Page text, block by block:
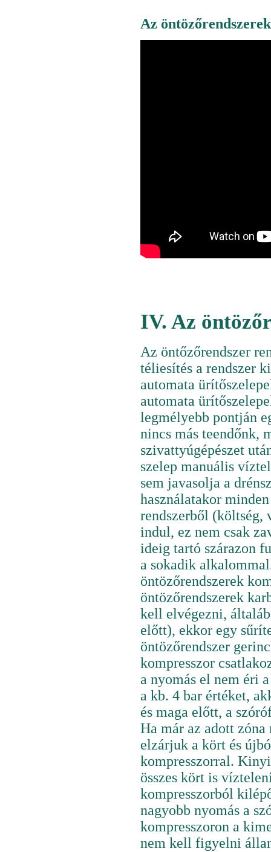
Az
IV. Az
Az öntőzőrendszer
téliesítés a rendszer
automata
automata
legmélyebb pontján
nincs más teendőnk,
szivattyúgépészet
szelep manuális
sem javasolja a
használatakor
rendszerből (költség,
indul, ez nem csak
ideig tartó szárazon
a sokadik
öntözőrendszerek
öntözőrendszerek
kell elvégezni,
előtt), ekkor egy
öntözőrendszer
kompresszor
a nyomás el nem éri
a kb. 4 bar értéket,
és maga előtt, a
Ha már az adott
elzárjuk a kört és
kompresszorral.
összes kört is
kompresszorból
nagyobb nyomás a
kompresszoron a
nem kell figyelni